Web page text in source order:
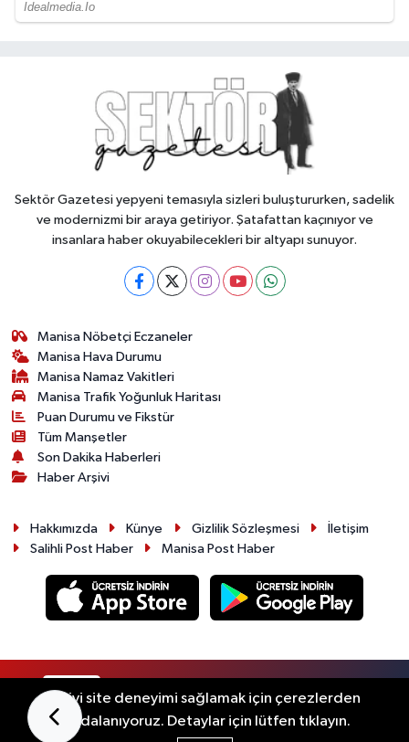
Sektör Gazetesi yepyeni temasıyla sizleri buluştururken, sadelik
ve modernizmi bir araya getiriyor. Şatafattan kaçınıyor ve
insanlara haber okuyabilecekleri bir altyapı sunuyor.
Manisa Nöbetçi Eczaneler
Manisa Hava Durumu
Manisa Namaz Vakitleri
Manisa Trafik Yoğunluk Haritası
Puan Durumu ve Fikstür
Tüm Manşetler
Son Dakika Haberleri
Haber Arşivi
Hakkımızda Künye Gizlilik Sözleşmesi
İletişim
Salihli Post Haber
Manisa Post Haber
RSS Copyright © 2026. Her hakkı saklıdır.
En iyi site deneyimi sağlamak için çerezlerden
faydalanıyoruz. Detaylar için lütfen tıklayın.